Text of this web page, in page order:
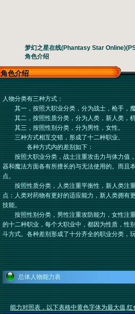
梦幻之星在线(Phantasy Star
角色介绍
角色介绍
人物分类有三种方式：
其一，按照大职业分类，分为战士，枪手，
其二，按照性质分类，分为人类，新人类，
其三，按照性别分类，分为男性，女性。
三种方式相互交错，形成了十二种职业。
各种方式内的差别如下：
按照大职业分类，战士注重攻击力与体力值，
器和魔法方面各有所擅长的与无法使用的。而且
点。
按照性质分类，人类注重平衡性，新人类注重
点：人类对药物有更好的适应能力，新人类拥有
技能。
按照性别分类，男性注重攻防能力，女性注重
的十二种职业，每个大职业中，都因为性质，性
斗方式。各种差别形成了十分齐全的职业分类，
总体人物能力表
能力对照表，以下表格中黄色字体为最大值,